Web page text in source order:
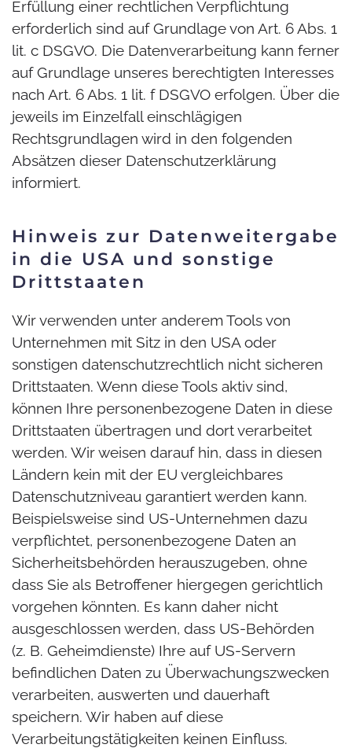
Erfüllung einer rechtlichen Verpflichtung
erforderlich sind auf Grundlage von Art. 6 Abs. 1
lit. c DSGVO. Die Datenverarbeitung kann ferner
auf Grundlage unseres berechtigten Interesses
nach Art. 6 Abs. 1 lit. f DSGVO erfolgen. Über die
jeweils im Einzelfall einschlägigen
Rechtsgrundlagen wird in den folgenden
Absätzen dieser Datenschutzerklärung
informiert.
Hinweis zur Datenweitergabe
in die USA und sonstige
Drittstaaten
Wir verwenden unter anderem Tools von
Unternehmen mit Sitz in den USA oder
sonstigen datenschutzrechtlich nicht sicheren
Drittstaaten. Wenn diese Tools aktiv sind,
können Ihre personenbezogene Daten in diese
Drittstaaten übertragen und dort verarbeitet
werden. Wir weisen darauf hin, dass in diesen
Ländern kein mit der EU vergleichbares
Datenschutzniveau garantiert werden kann.
Beispielsweise sind US-Unternehmen dazu
verpflichtet, personenbezogene Daten an
Sicherheitsbehörden herauszugeben, ohne
dass Sie als Betroffener hiergegen gerichtlich
vorgehen könnten. Es kann daher nicht
ausgeschlossen werden, dass US-Behörden
(z. B. Geheimdienste) Ihre auf US-Servern
befindlichen Daten zu Überwachungszwecken
verarbeiten, auswerten und dauerhaft
speichern. Wir haben auf diese
Verarbeitungstätigkeiten keinen Einfluss.